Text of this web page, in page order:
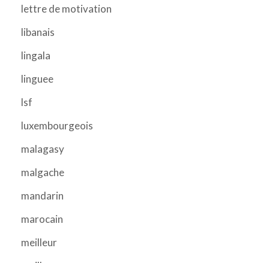
lettre de motivation
libanais
lingala
linguee
lsf
luxembourgeois
malagasy
malgache
mandarin
marocain
meilleur